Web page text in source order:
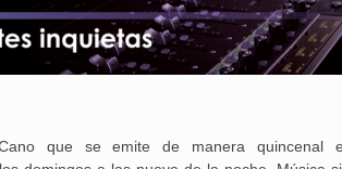
que se emite de manera